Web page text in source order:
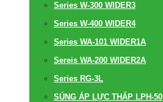
Series W-300 WIDER3
Series W-400 WIDER4
Series WA-101 WIDER1A
Sereis WA-200 WIDER2A
Series RG-3L
SÚNG ÁP LỰC THẤP LPH-50